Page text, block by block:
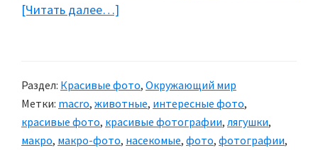
[Читать далее…]
Раздел: Красивые фото, Окружающий мир
Метки: macro, животные, интересные фото,
красивые фото, красивые фотографии, лягушки,
макро, макро-фото, насекомые, фото, фотографии,